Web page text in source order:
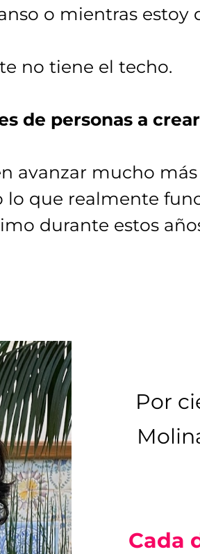
o mientras estoy
no tiene el techo.
de personas a
avanzar mucho
lo que realmente
durante estos
Por
Cada